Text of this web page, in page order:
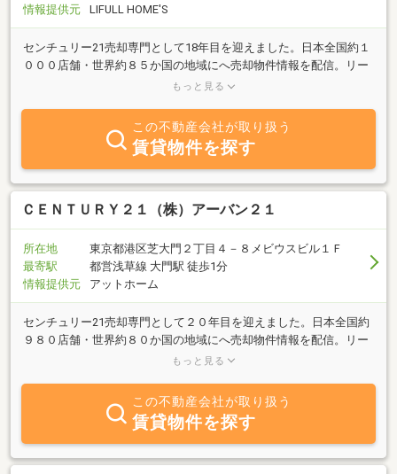
情報提供元
LIFULL HOME'S
センチュリー21売却専門として18年目を迎えました。日本全国約１
０００店舗・世界約８５か国の地域にへ売却物件情報を配信。リー
スバック・賃貸管理・当社専属税理士等による相続・法律相談も実
もっと見る
この不動産会社が取り扱う
賃貸物件を探す
ＣＥＮＴＵＲＹ２１（株）アーバン２１
所在地
東京都港区芝大門２丁目４－８メビウスビル１Ｆ
最寄駅
都営浅草線 大門駅 徒歩1分
情報提供元
アットホーム
センチュリー21売却専門として２０年目を迎えました。日本全国約
９８０店舗・世界約８０か国の地域にへ売却物件情報を配信。リー
スバック・買い替え・賃貸管理・当社専属税理士等による相続・法
ては、売主様のご希望に沿った方法でご提案させていただきます。
お気軽にご相談ください。他には買替え・退去立ちぬき交渉・賃貸
管理募集・当社専属税理士・弁護士による相続・税務対策・法律相
談など不動産のご売却は、ＣＥＮＴＵＲＹ２１アーバン２１までご
用命ください。
もっと見る
この不動産会社が取り扱う
賃貸物件を探す